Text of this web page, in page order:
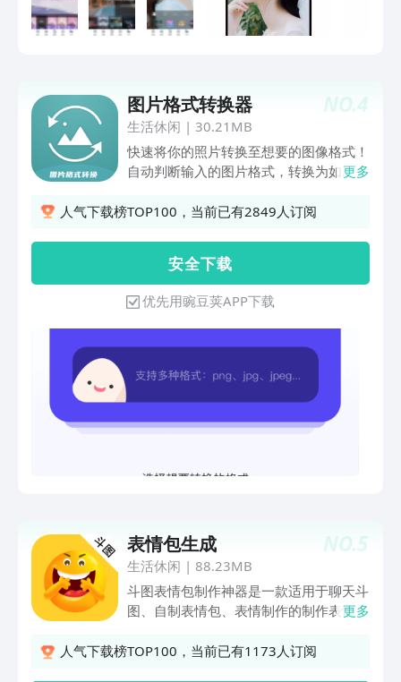
NO.4
图片格式转换器
生活休闲 | 30.21MB
快速将你的照片转换至想要的图像格式！
自动判断输入的图片格式，转换为如
辑功能，如长图拼接、添加相框、涂鸦等
更多
人气下载榜TOP100，当前已有2849人订阅
安 全 下 载
优先用豌豆荚APP下载
NO.5
表情包生成
生活休闲 | 88.23MB
斗图表情包制作神器是一款适用于聊天斗
图、自制表情包、表情制作的制作表情包
平台中发送各种自制表情包，是聊天必备
更多
人气下载榜TOP100，当前已有1173人订阅